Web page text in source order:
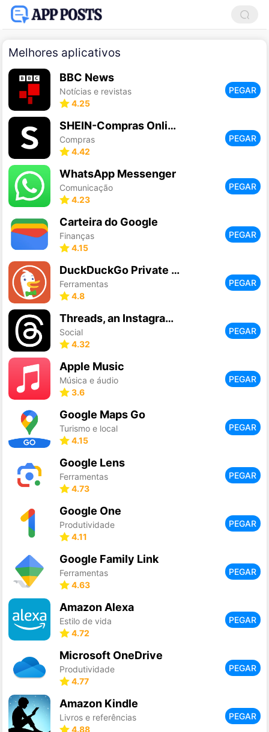
Melhores aplicativos
BBC News
Notícias e revistas
4.25
PEGAR
SHEIN-Compras Online
Compras
4.42
PEGAR
WhatsApp Messenger
Comunicação
4.23
PEGAR
Carteira do Google
Finanças
4.15
PEGAR
DuckDuckGo Private Browser
Ferramentas
4.8
PEGAR
Threads, an Instagram app
Social
4.32
PEGAR
Apple Music
Música e áudio
3.6
PEGAR
Google Maps Go
Turismo e local
4.15
PEGAR
Google Lens
Ferramentas
4.73
PEGAR
Google One
Produtividade
4.11
PEGAR
Google Family Link
Ferramentas
4.63
PEGAR
Amazon Alexa
Estilo de vida
4.72
PEGAR
Microsoft OneDrive
Produtividade
4.77
PEGAR
Amazon Kindle
Livros e referências
4.88
PEGAR